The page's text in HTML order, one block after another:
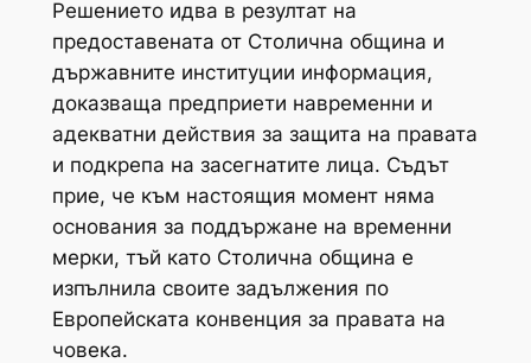
Решението идва в резултат на
предоставената от Столична община и
държавните институции информация,
доказваща предприети навременни и
адекватни действия за защита на правата
и подкрепа на засегнатите лица. Съдът
прие, че към настоящия момент няма
основания за поддържане на временни
мерки, тъй като Столична община е
изпълнила своите задължения по
Европейската конвенция за правата на
човека.